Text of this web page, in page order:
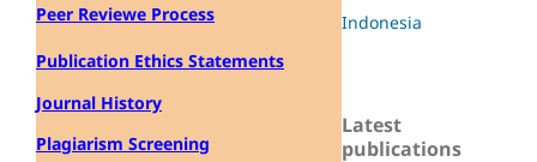
Peer Reviewe Process
Publication Ethics Statements
Journal History
Plagiarism Screening
Indonesia
Latest
publications